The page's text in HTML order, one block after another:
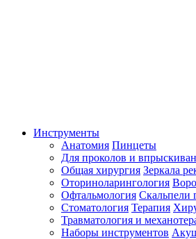
Инструменты
Анатомия Пинцеты
Для проколов и
Общая хирургия Зеркала
Оториноларингология
Офтальмология Скальпели
Стоматология Терапия
Травматология и
Наборы инструментов